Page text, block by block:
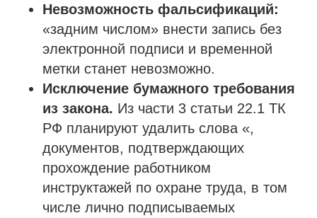
Невозможность фальсификаций:
«задним числом» внести запись без
электронной подписи и временной
метки станет невозможно.
Исключение бумажного требования
из закона. Из части 3 статьи 22.1 ТК
РФ планируют удалить слова «,
документов, подтверждающих
прохождение работником
инструктажей по охране труда, в том
числе лично подписываемых